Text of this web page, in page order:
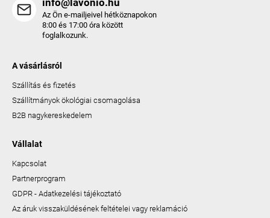
Az Ön e-mailjeivel hétköznapokon
8:00 és 17:00 óra között
foglalkozunk.
A vásárlásról
Szállítás és fizetés
Szállítmányok ökológiai csomagolása
B2B nagykereskedelem
Vállalat
Kapcsolat
Partnerprogram
GDPR - Adatkezelési tájékoztató
Az áruk visszaküldésének feltételei vagy reklamáció